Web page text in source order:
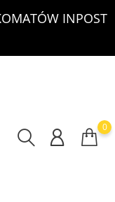
INPOST
0